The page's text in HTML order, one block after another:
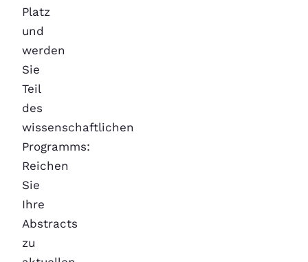
Platz
und
werden
Sie
Teil
des
wissenschaftlichen
Programms:
Reichen
Sie
Ihre
Abstracts
zu